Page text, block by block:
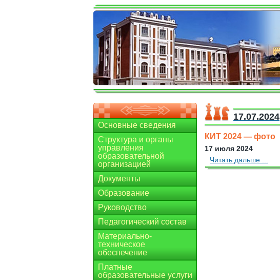
Основные сведения
Структура и органы
управления
образовательной
организацией
Документы
Образование
Руководство
Педагогический состав
Материально-
техническое
обеспечение
Платные
образовательные услуги
17.07.2024
КИТ 2024 — фото
17 июля 2024
Читать дальше ...